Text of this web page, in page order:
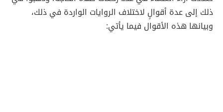
ذلك إلى عدة أقوالٍ لاختلاف الروايات الواردة في ذلك،
وبيانها هذه الأقوال فيما يأتي: